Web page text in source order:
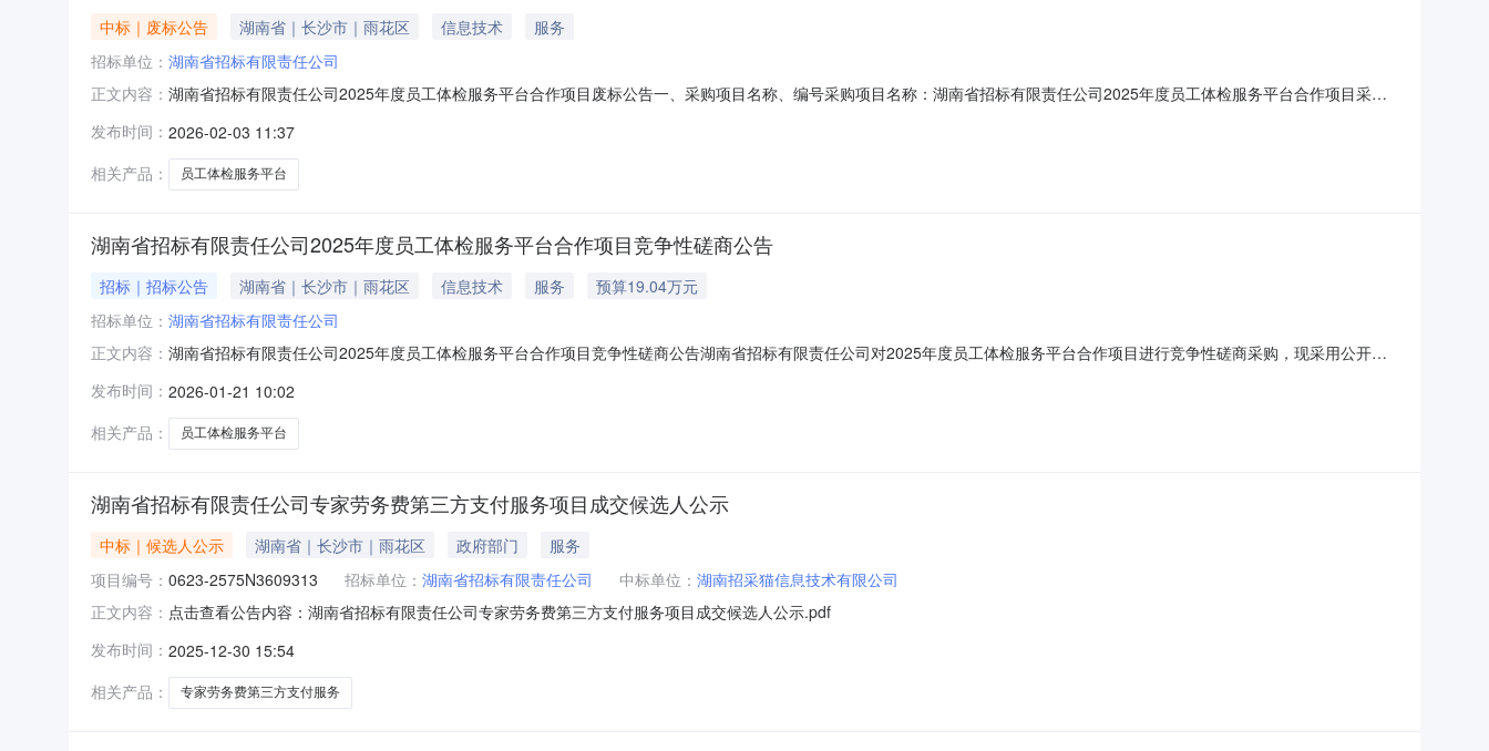
中标｜废标公告 湖南省｜长沙市｜雨花区 信息技术
服务
招标单位： 湖南省招标有限责任公司
正文内容： 湖南省招标有限责任公司2025年度员工体检服务平台合作项目废标公告一、采购项目名称、编号采购项目名称：湖南省招标有限责任公司2025年度员工体检服务平台合作项目采购
有限责任公司地址：湖南省长沙市湘府东路二段199号招标大厦1712室联系人：宋女士电话：0731-84552970邮箱：song20191008@163.com监督部门：湖南省招标有限责任公司
党群工
发布时间： 2026-02-03 11:37
相关产品：
员工体检服务平台
湖南省招标有限责任公司2025年度员工体检服务平台合作项目竞争性磋商公告
招标｜招标公告 湖南省｜长沙市｜雨花区 信息技术 服务
预算19.04万元
招标单位： 湖南省招标有限责任公司
正文内容： 湖南省招标有限责任公司2025年度员工体检服务平台合作项目竞争性磋商公告湖南省招标有限责任公司对2025年度员工体检服务平台合作项目进行竞争性磋商采购，现采用公开发
格描述或项目基本概况介绍：详见磋商文件“第四章采购需求”。3.成交供应商数量：确定1家成交供应商。二、采购项目预算本项目体检费用采购预算为190400元（含税）。三、供
应商资格条件（一）供应
发布时间： 2026-01-21 10:02
相关产品：
员工体检服务平台
湖南省招标有限责任公司专家劳务费第三方支付服务项目成交候选人公示
中标｜候选人公示 湖南省｜长沙市｜雨花区 政府部门
服务
项目编号： 0623-2575N3609313 招标单位： 湖南省招标有限责任公司 中标单位： 湖南招采猫信息技术有限公司
正文内容： 点击查看公告内容：湖南省招标有限责任公司专家劳务费第三方支付服务项目成交候选人公示.pdf
发布时间： 2025-12-30 15:54
相关产品：
专家劳务费第三方支付服务